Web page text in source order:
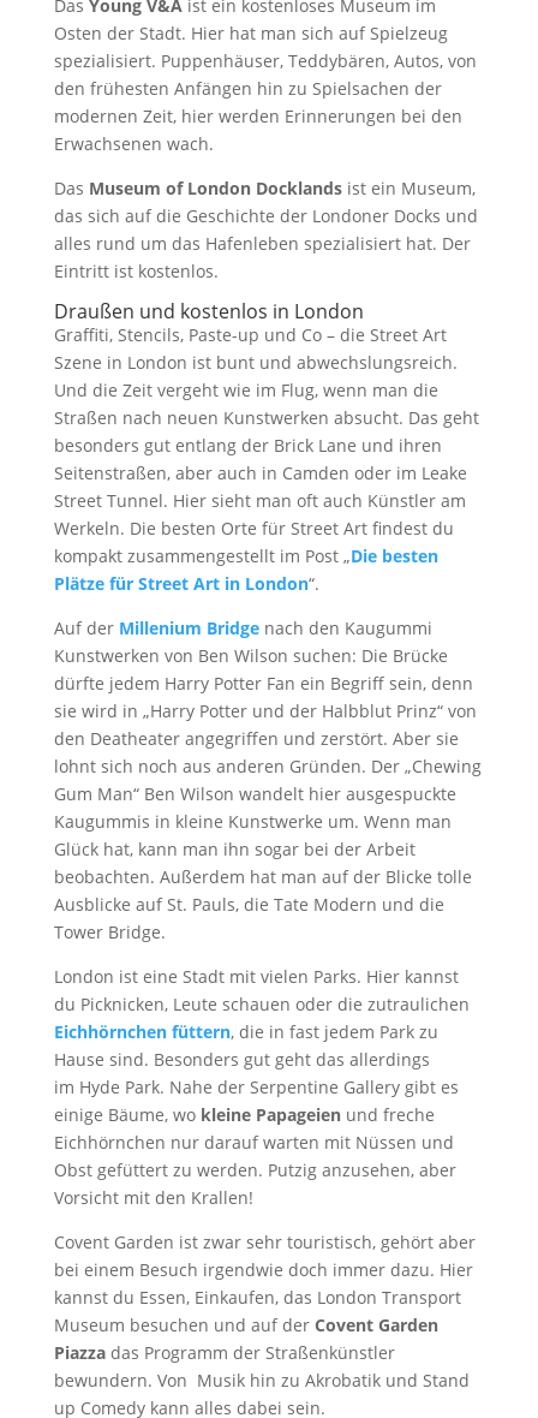
Das Young V&Aist ein kostenloses Museum im
Osten der Stadt. Hier hat man sich auf Spielzeug
spezialisiert. Puppenhäuser, Teddybären, Autos, von
den frühesten Anfängen hin zu Spielsachen der
modernen Zeit, hier werden Erinnerungen bei den
Erwachsenen wach.
Das Museum of London Docklandsist ein Museum,
das sich auf die Geschichte der Londoner Docks und
alles rund um das Hafenleben spezialisiert hat. Der
Eintritt ist kostenlos.
Draußen und kostenlos in London
Graffiti, Stencils, Paste-up und Co – die Street Art
Szene in London ist bunt und abwechslungsreich.
Und die Zeit vergeht wie im Flug, wenn man die
Straßen nach neuen Kunstwerken absucht. Das geht
besonders gut entlang der Brick Lane und ihren
Seitenstraßen, aber auch in Camden oder im Leake
Street Tunnel. Hier sieht man oft auch Künstler am
Werkeln. Die besten Orte für Street Art findest du
kompakt zusammengestellt im Post „Die besten
Plätze für Street Art in London“.
Auf der Millenium Bridgenach den Kaugummi
Kunstwerken von Ben Wilson suchen: Die Brücke
dürfte jedem Harry Potter Fan ein Begriff sein, denn
sie wird in „Harry Potter und der Halbblut Prinz“ von
den Deatheater angegriffen und zerstört. Aber sie
lohnt sich noch aus anderen Gründen. Der „Chewing
Gum Man“ Ben Wilson wandelt hier ausgespuckte
Kaugummis in kleine Kunstwerke um. Wenn man
Glück hat, kann man ihn sogar bei der Arbeit
beobachten. Außerdem hat man auf der Blicke tolle
Ausblicke auf St. Pauls, die Tate Modern und die
Tower Bridge.
London ist eine Stadt mit vielen Parks. Hier kannst
du Picknicken, Leute schauen oder die zutraulichen
Eichhörnchen füttern, die in fast jedem Park zu
Hause sind. Besonders gut geht das allerdings
im Hyde Park. Nahe der Serpentine Gallery gibt es
einige Bäume, wo kleine Papageienund freche
Eichhörnchen nur darauf warten mit Nüssen und
Obst gefüttert zu werden. Putzig anzusehen, aber
Vorsicht mit den Krallen!
Covent Garden ist zwar sehr touristisch, gehört aber
bei einem Besuch irgendwie doch immer dazu. Hier
kannst du Essen, Einkaufen, das London Transport
Museum besuchen und auf der Covent Garden
Piazzadas Programm der Straßenkünstler
bewundern. Von Musik hin zu Akrobatik und Stand
up Comedy kann alles dabei sein.